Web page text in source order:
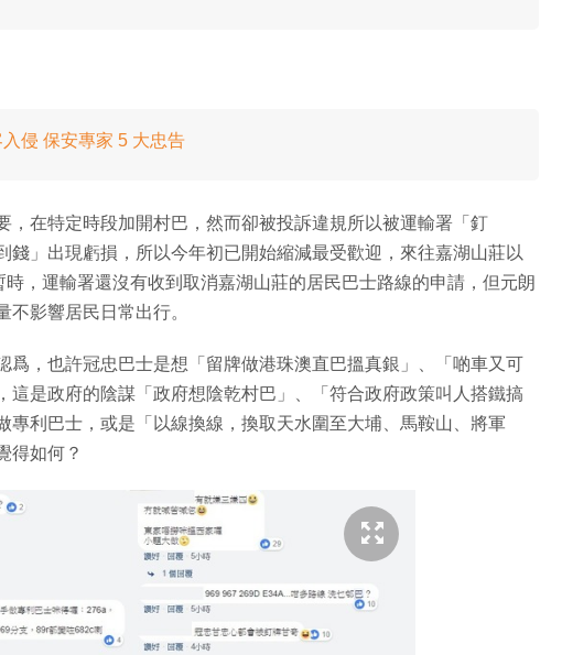
侵 保安專家 5 大忠告
，在特定時段加開村巴，然而卻被投訴違規所以被運輸署「釘
錢」出現虧損，所以今年初已開始縮減最受歡迎，來往嘉湖山莊以
，運輸署還沒有收到取消嘉湖山莊的居民巴士路線的申請，但元朗
不影響居民日常出行。
爲，也許冠忠巴士是想「留牌做港珠澳直巴搵真銀」、「啲車又可
這是政府的陰謀「政府想陰乾村巴」、「符合政府政策叫人搭鐵搞
專利巴士，或是「以線換線，換取天水圍至大埔、馬鞍山、將軍
得如何？